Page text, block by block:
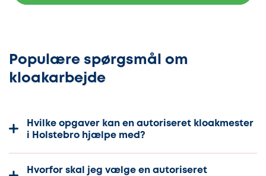
Populære spørgsmål om
kloakarbejde
Hvilke opgaver kan en autoriseret kloakmester
i Holstebro hjælpe med?
Hvorfor skal jeg vælge en autoriseret